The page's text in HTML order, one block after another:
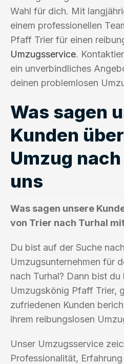
Wahl für dich. Mit
einem professionellen
Pfaff Trier für einen
Umzugsservice.
ein unverbindliches
deinen problemlosen
Was sagen
Kunden
Umzug
uns
Was sagen unsere
von Trier nach Turhal
Du bist auf der Suche
Umzugsunternehmen für
nach Turhal? Dann bist du
Umzugskönig Pfaff Trier,
zufriedenen Kunden
ihrem reibungslosen
Unser Umzugsservice
Professionalität,